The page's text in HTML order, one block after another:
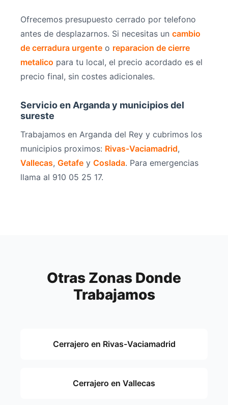
Ofrecemos presupuesto cerrado por telefono
antes de desplazarnos. Si necesitas un cambio
de cerradura urgente o reparacion de cierre
metalico para tu local, el precio acordado es el
precio final, sin costes adicionales.
Servicio en Arganda y municipios del
sureste
Trabajamos en Arganda del Rey y cubrimos los
municipios proximos: Rivas-Vaciamadrid,
Vallecas, Getafe y Coslada. Para emergencias
llama al 910 05 25 17.
Otras Zonas Donde
Trabajamos
Cerrajero en Rivas-Vaciamadrid
Cerrajero en Vallecas